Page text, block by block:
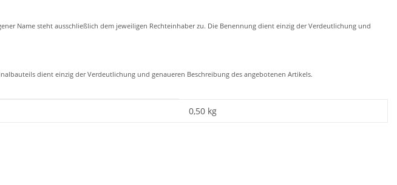
Name steht ausschließlich dem jeweiligen Rechteinhaber zu. Die Benennung dient einzig der Verdeutlichung und
dient einzig der Verdeutlichung und genaueren Beschreibung des angebotenen Artikels.
0,50 kg